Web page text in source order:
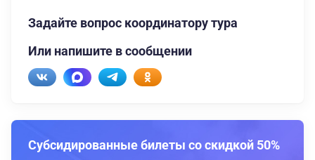
Задайте вопрос координатору тура
Или напишите в сообщении
Субсидированные билеты со скидкой 50%